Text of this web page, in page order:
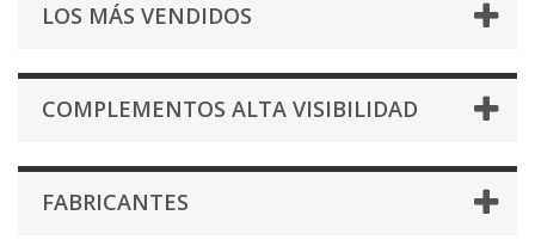
LOS MÁS VENDIDOS
COMPLEMENTOS ALTA VISIBILIDAD
FABRICANTES